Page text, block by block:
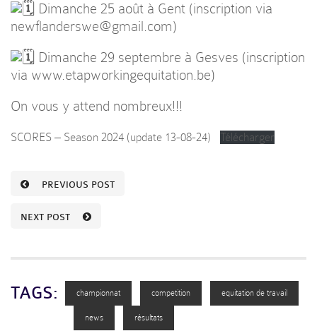
Dimanche 25 août à Gent (inscription via
newflanderswe@gmail.com)
Dimanche 29 septembre à Gesves (inscription
via www.etapworkingequitation.be)
On vous y attend nombreux!!!
SCORES – Season 2024 (update 13-08-24) Télécharger
PREVIOUS POST
NEXT POST
TAGS: championnat competition equitation de travail
news résultats